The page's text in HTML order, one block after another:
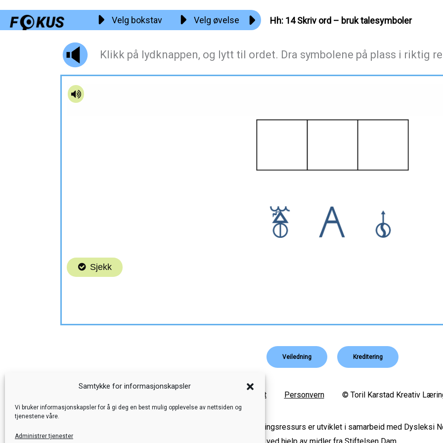
Samtykke for informasjonskapsler
Vi bruker informasjonskapsler for å gi deg en best mulig opplevelse av nettsiden og
tjenestene våre.
Administrer tjenester
rett
Velg bokstav Velg øvelse Hh: 14 Skriv ord – bruk talesymboler
Klikk på lydknappen, og lytt til ordet. Dra symbolene på plass i riktig
Veiledning Kreditering
Nettstedskart Personvern© Toril Karstad Kreativ
Fokus digital læringsressurs er utviklet i samarbeid med Dysleksi